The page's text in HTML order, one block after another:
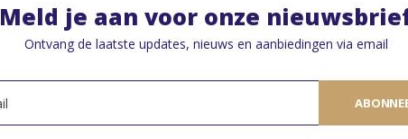
Meld je aan voor onze
Ontvang de laatste updates, nieuws en aanbiedingen via email